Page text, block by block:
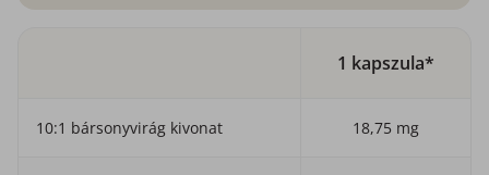
1 kapszula*
10:1 bársonyvirág kivonat 18,75 mg